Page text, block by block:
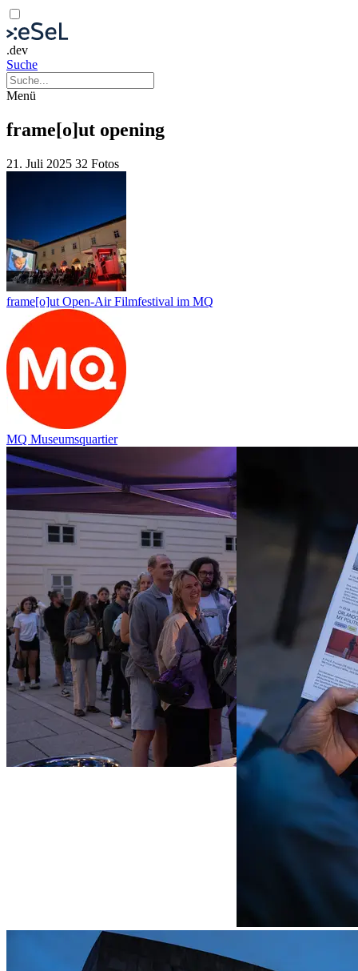
.dev
Suche
Menü
frame[o]ut opening
21. Juli 2025 32 Fotos
frame[o]ut Open-Air Filmfestival im MQ
MQ Museumsquartier